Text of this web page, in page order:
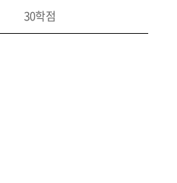
30학점